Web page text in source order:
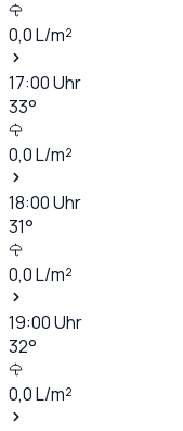
0,0L/m²
17:00Uhr
33°
0,0L/m²
18:00Uhr
31°
0,0L/m²
19:00Uhr
32°
0,0L/m²